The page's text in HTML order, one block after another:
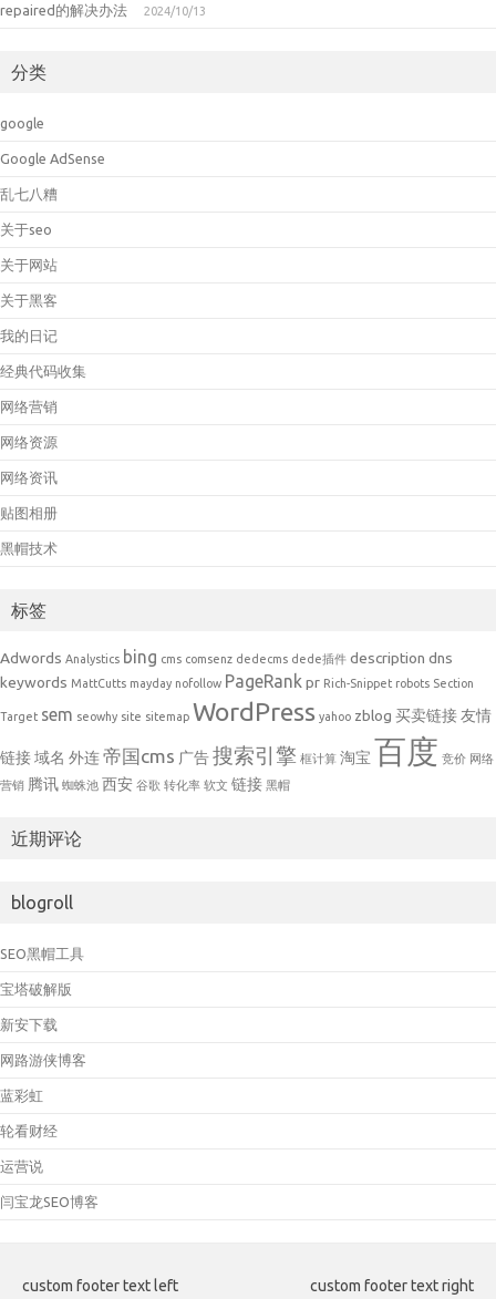
repaired的解决办法
2024/10/13
分类
google
Google AdSense
乱七八糟
关于seo
关于网站
关于黑客
我的日记
经典代码收集
网络营销
网络资源
网络资讯
贴图相册
黑帽技术
标签
Adwords Analystics bing cms comsenz dedecms dede插件 description dns
keywords MattCutts mayday nofollow PageRank pr Rich-Snippet robots Section
Target sem seowhy site sitemap WordPress yahoo zblog 买卖链接友情
链接域名 外连帝国cms 广告搜索引擎 框计算 淘宝 百度 竞价 网络
营销 腾讯 蜘蛛池 西安 谷歌 转化率 软文 链接 黑帽
近期评论
blogroll
SEO黑帽工具
宝塔破解版
新安下载
网路游侠博客
蓝彩虹
轮看财经
运营说
闫宝龙SEO博客
custom footer text left custom footer text right